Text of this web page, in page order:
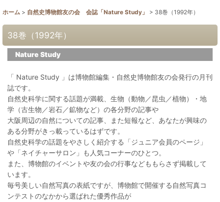
ホーム > 自然史博物館友の会 会誌「Nature Study」 > 38巻（1992年）
38巻（1992年）
Nature Study
「 Nature Study 」は博物館編集・自然史博物館友の会発行の月刊
誌です。
自然史科学に関する話題が満載、生物（動物／昆虫／植物）・地
学（古生物／岩石／鉱物など）の各分野の記事や
大阪周辺の自然についての記事、また短報など、あなたが興味の
ある分野がきっ載っているはずです。
自然史科学の話題をやさしく紹介する「ジュニア会員のページ」
や「ネイチャーサロン」も人気コーナーのひとつ。
また、博物館のイベントや友の会の行事などももらさず掲載して
います。
毎号美しい自然写真の表紙ですが、博物館で開催する自然写真コ
ンテストのなかから選ばれた優秀作品が